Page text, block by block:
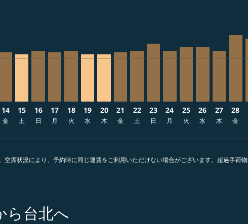
aria-label 64.4K円
オファーを探す
09/07: 出発地 122,510円
08/11: 出発地 116,310円
– 2026/09/07: 出発地 116,310円
08/11 – 2026/09/08: 出発地 116,310円
14
金
15
土
16
日
17
月
18
火
19
水
20
木
KIX–TPE, 2026/08/21 – 2026/09/15:
21
金
KIX–TPE, 2026/08/22 – 2026/
22
土
KIX–TPE, 2026/08/23 –
23
日
KIX–TPE, 2026/08/24
24
月
KIX–TPE, 2026/
25
火
KIX–TPE,
26
水
27
木
28
金
席状況により、予約時に同じ運賃をご利用いただけない場合がございます。超過手荷
ら台北へ